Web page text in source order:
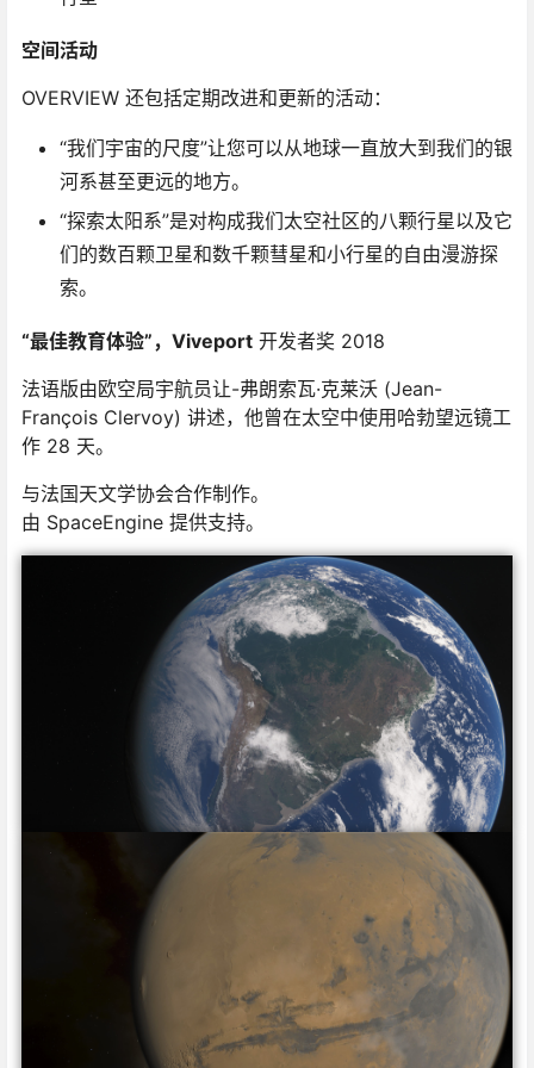
空间活动
OVERVIEW 还包括定期改进和更新的活动：
“我们宇宙的尺度”让您可以从地球一直放大到我们的银
河系甚至更远的地方。
“探索太阳系”是对构成我们太空社区的八颗行星以及它
们的数百颗卫星和数千颗彗星和小行星的自由漫游探
索。
“最佳教育体验”，Viveport 开发者奖 2018
法语版由欧空局宇航员让-弗朗索瓦·克莱沃 (Jean-
François Clervoy) 讲述，他曾在太空中使用哈勃望远镜工
作 28 天。
与法国天文学协会合作制作。
由 SpaceEngine 提供支持。